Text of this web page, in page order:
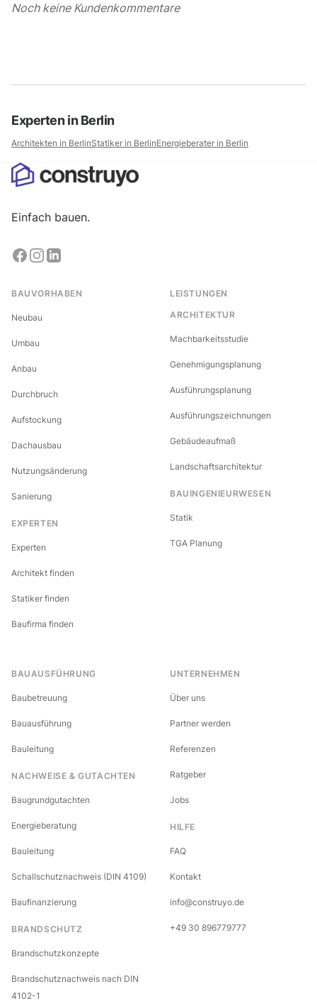
Noch keine Kundenkommentare
Experten inBerlin
Architekten in BerlinStatiker in BerlinEnergieberater in Berlin
Einfach bauen.
BAUVORHABEN
Neubau
Umbau
Anbau
Durchbruch
Aufstockung
Dachausbau
Nutzungsänderung
Sanierung
EXPERTEN
Experten
Architekt finden
Statiker finden
Baufirma finden
LEISTUNGEN
ARCHITEKTUR
Machbarkeitsstudie
Genehmigungsplanung
Ausführungsplanung
Ausführungszeichnungen
Gebäudeaufmaß
Landschaftsarchitektur
BAUINGENIEURWESEN
Statik
TGA Planung
BAUAUSFÜHRUNG
Baubetreuung
Bauausführung
Bauleitung
NACHWEISE & GUTACHTEN
Baugrundgutachten
Energieberatung
Bauleitung
Schallschutznachweis (DIN 4109)
Baufinanzierung
BRANDSCHUTZ
Brandschutzkonzepte
Brandschutznachweis nach DIN
4102-1
UNTERNEHMEN
Über uns
Partner werden
Referenzen
Ratgeber
Jobs
HILFE
FAQ
Kontakt
info@construyo.de
+49 30 896779777